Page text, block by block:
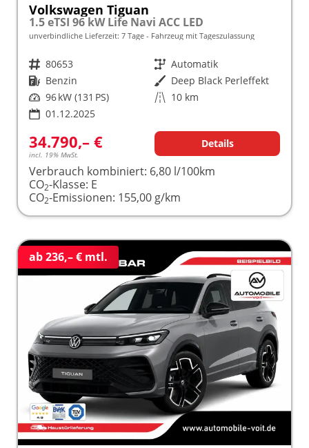
Volkswagen Tiguan
1.5 eTSI 96 kW Life Navi ACC LED
unverbindliche Lieferzeit: 7 Tage Fahrzeug mit Tageszulassung
Fahrzeugnr. 80653 Getriebe Automatik
Kraftstoff Benzin Außenfarbe Deep Black Perleffekt
Leistung 96 kW (131 PS) Kilometerstand 10 km
01.12.2025
34.790,– €
incl. 19% MwSt.
Details
Verbrauch kombiniert: 6,80 l/100km
CO2-Klasse: E
CO2-Emissionen: 155,00 g/km
ab 236,– € mtl.